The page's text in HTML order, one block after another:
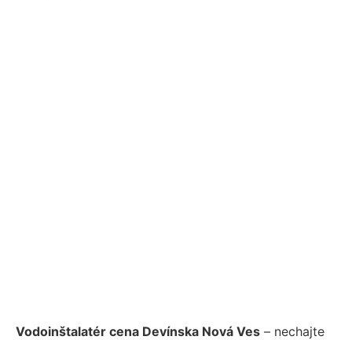
Vodoinštalatér cena Devínska Nová Ves – nechajte